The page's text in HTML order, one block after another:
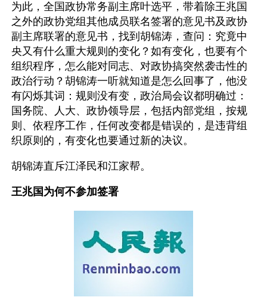
为此，全国政协常务副主席叶选平，带着除王兆国
之外的政协党组其他成员联名签署的意见书及政协
副主席联署的意见书，找到胡锦涛，查问：究竟中
央又有什么重大规则的变化？如有变化，也要有个
组织程序，怎么能对同志、对政协搞突然袭击性的
政治行动？胡锦涛一听就知道是怎么回事了，他没
有闪烁其词：规则没有变，政治局会议都明确过：
国务院、人大、政协领导层，包括内部党组，按规
则、依程序工作，任何改变都是错误的，是违背组
织原则的，有变化也要通过新的决议。
胡锦涛直斥江泽民和江家帮。
王兆国为何不参加签署